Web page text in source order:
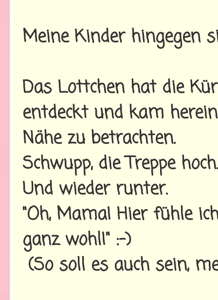
Meine Kinder hingegen
Das Lottchen hat die
entdeckt und kam
Nähe zu betrachten.
Schwupp, die Treppe hoch.
Und wieder runter.
"Oh, Mama! Hier fühle
ganz wohl!" :-)
(So soll es auch sein,